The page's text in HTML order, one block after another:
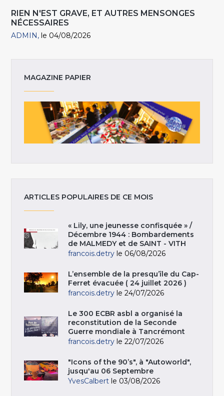
RIEN N'EST GRAVE, ET AUTRES MENSONGES
NÉCESSAIRES
ADMIN le 04/08/2026
MAGAZINE PAPIER
ARTICLES POPULAIRES DE CE MOIS
« Lily, une jeunesse confisquée » /
Décembre 1944 : Bombardements
de MALMEDY et de SAINT - VITH
francois.detry le 06/08/2026
L’ensemble de la presqu’île du Cap-
Ferret évacuée ( 24 juillet 2026 )
francois.detry le 24/07/2026
Le 300 ECBR asbl a organisé la
reconstitution de la Seconde
Guerre mondiale à Tancrémont
francois.detry le 22/07/2026
"Icons of the 90’s", à "Autoworld",
jusqu'au 06 Septembre
YvesCalbert le 03/08/2026